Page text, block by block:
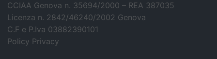
CCIAA Genova n. 35694/2000 – REA 387035
Licenza n. 2842/46240/2002 Genova
C.F e P.Iva 03882390101
Policy Privacy